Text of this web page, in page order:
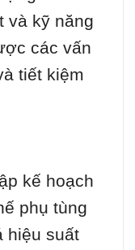
và kỹ năng
các vấn
tiết kiệm
kế hoạch
phụ tùng
hiệu suất